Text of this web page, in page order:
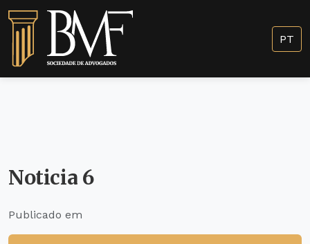
PT
Noticia 6
Publicado em